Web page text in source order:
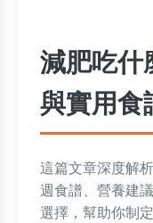
減肥吃什
與實用食
這篇文章深度解
週食譜、營養建
選擇，幫助你制